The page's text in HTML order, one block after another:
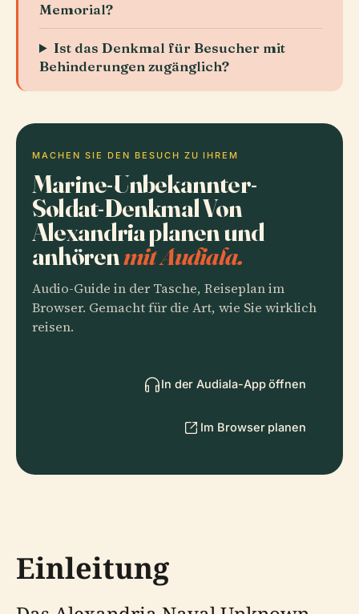
Memorial?
Ist das Denkmal für Besucher mit
Behinderungen zugänglich?
MACHEN SIE DEN BESUCH ZU IHREM
Marine-Unbekannter-
Soldat-Denkmal Von
Alexandria planen und
anhörenmit Audiala.
Audio-Guide in der Tasche, Reiseplan im
Browser. Gemacht für die Art, wie Sie wirklich
reisen.
In der Audiala-App öffnen
Im Browser planen
Einleitung